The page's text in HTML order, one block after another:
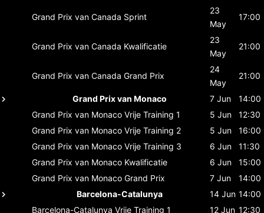
Grand Prix van Canada Sprint
23
May
17:00
Grand Prix van Canada Kwalificatie
23
May
21:00
Grand Prix van Canada Grand Prix
24
May
21:00
Grand Prix van Monaco 7 Jun
14:00
Grand Prix van Monaco Vrije Training 1 5 Jun
12:30
Grand Prix van Monaco Vrije Training 2 5 Jun
16:00
Grand Prix van Monaco Vrije Training 3 6 Jun
11:30
Grand Prix van Monaco Kwalificatie 6 Jun
15:00
Grand Prix van Monaco Grand Prix 7 Jun
14:00
Barcelona-Catalunya
14 Jun 14:00
Barcelona-Catalunya Vrije Training 1 12 Jun 12:30